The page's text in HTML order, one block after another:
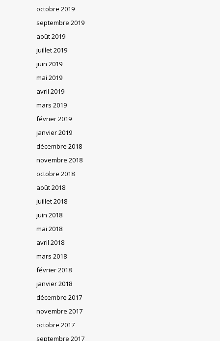
octobre 2019
septembre 2019
août 2019
juillet 2019
juin 2019
mai 2019
avril 2019
mars 2019
février 2019
janvier 2019
décembre 2018
novembre 2018
octobre 2018
août 2018
juillet 2018
juin 2018
mai 2018
avril 2018
mars 2018
février 2018
janvier 2018
décembre 2017
novembre 2017
octobre 2017
septembre 2017